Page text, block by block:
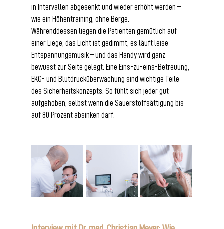
in Intervallen abgesenkt und wieder erhöht werden –
wie ein Höhentraining, ohne Berge.
Währenddessen liegen die Patienten gemütlich auf
einer Liege, das Licht ist gedimmt, es läuft leise
Entspannungsmusik – und das Handy wird ganz
bewusst zur Seite gelegt. Eine Eins-zu-eins-Betreuung,
EKG- und Blutdrucküberwachung sind wichtige Teile
des Sicherheitskonzepts. So fühlt sich jeder gut
aufgehoben, selbst wenn die Sauerstoffsättigung bis
auf 80 Prozent absinken darf.